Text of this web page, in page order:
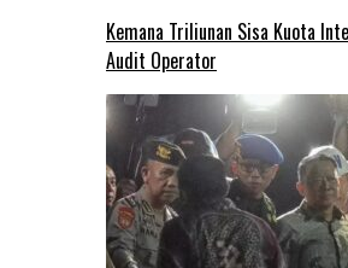
Kemana Triliunan Sisa Kuota
Audit Operator